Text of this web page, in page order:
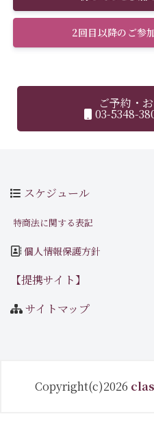
2回目以降のご参
ご予約・
03-5348-
スケジュール
特商法に関する表記
個人情報保護方針
【提携サイト】
サイトマップ
Copyright(c)2026